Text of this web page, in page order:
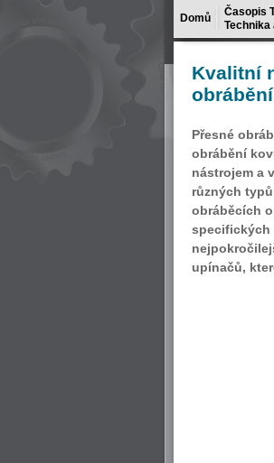
Domů
Časopis
Technika
Kvalitní
obrábění
Přesné
obrábění
nástrojem a
různých
obráběcích
specifických
upínačů,